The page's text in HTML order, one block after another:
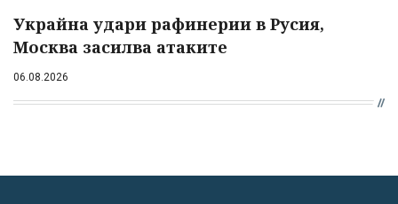
Украйна удари рафинерии в Русия,
Москва засилва атаките
06.08.2026